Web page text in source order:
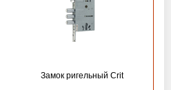
Замок ригельный Crit